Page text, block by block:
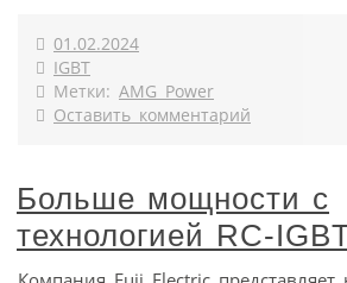
01.02.2024
IGBT
Метки: AMG Power
Оставить комментарий
Больше мощности с
технологией RC-